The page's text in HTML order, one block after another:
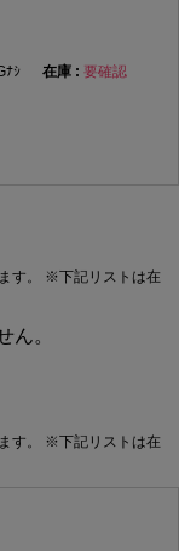
ﾅｼ
要確認
す。 ※下記リストは在
ん。
す。 ※下記リストは在